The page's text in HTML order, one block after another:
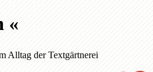
«
Alltag der Textgärtnerei